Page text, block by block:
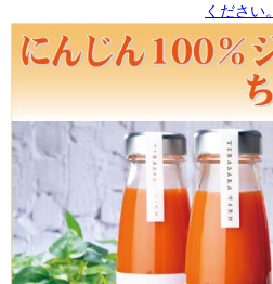
ください。